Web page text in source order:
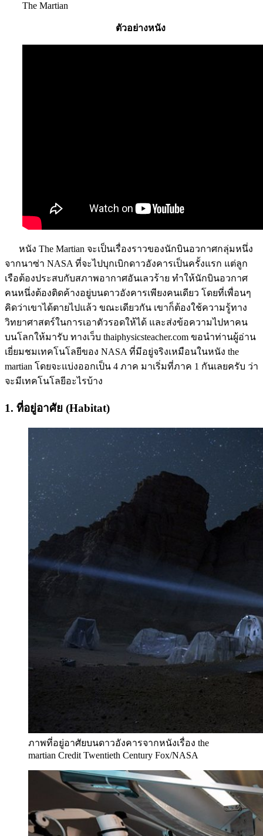
The Martian
ตัวอย่างหนัง
หนัง The Martian จะเป็นเรื่องราวของนักบินอวกาศกลุ่มหนึ่ง
จากนาซ่า NASA ที่จะไปบุกเบิกดาวอังคารเป็นครั้งแรก แต่ลูก
เรือต้องประสบกับสภาพอากาศอันเลวร้าย ทำให้นักบินอวกาศ
คนหนึ่งต้องติดค้างอยู่บนดาวอังคารเพียงคนเดียว โดยที่เพื่อนๆ
คิดว่าเขาได้ตายไปแล้ว ขณะเดียวกัน เขาก็ต้องใช้ความรู้ทาง
วิทยาศาสตร์ในการเอาตัวรอดให้ได้ และส่งข้อความไปหาคน
บนโลกให้มารับ ทางเว็บ thaiphysicsteacher.com ขอนำท่านผู้อ่าน
เยี่ยมชมเทคโนโลยีของ NASA ที่มีอยู่จริงเหมือนในหนัง the
martian โดยจะแบ่งออกเป็น 4 ภาค มาเริ่มที่ภาค 1 กันเลยครับ ว่า
จะมีเทคโนโลยีอะไรบ้าง
1. ที่อยู่อาศัย (Habitat)
ภาพที่อยู่อาศัยบนดาวอังคารจากหนังเรื่อง the
martian Credit Twentieth Century Fox/NASA